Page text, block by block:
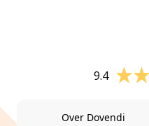
9.4
Over Dovendi